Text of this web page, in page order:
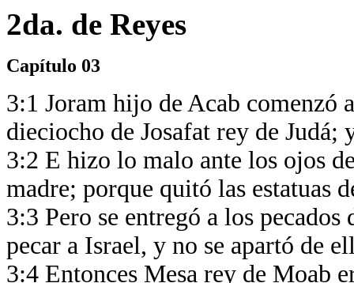
2da. de Reyes
Capítulo 03
3:1 Joram hijo de Acab comenzó
dieciocho de Josafat rey de Judá;
3:2 E hizo lo malo ante los ojos
madre; porque quitó las estatuas
3:3 Pero se entregó a los
pecar a Israel, y no se apartó de
3:4 Entonces Mesa rey de Moab